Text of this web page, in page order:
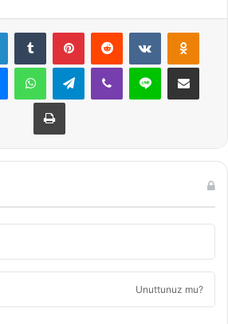
LinkedInTumblr PinterestReddit VKontakte
MessengerWhatsAppTelegramViber Line E-Posta ile
Yazdır
Unuttunuz mu?